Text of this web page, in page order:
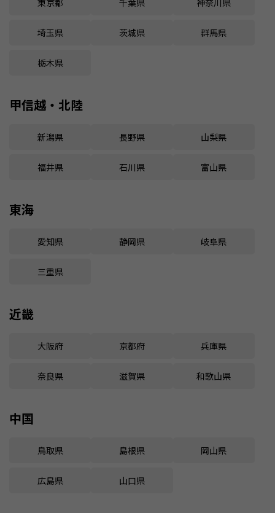
東京都 千葉県 神奈川県
埼玉県 茨城県 群馬県
栃木県
甲信越・北陸
新潟県 長野県 山梨県
福井県 石川県 富山県
東海
愛知県 静岡県 岐阜県
三重県
近畿
大阪府 京都府 兵庫県
奈良県 滋賀県 和歌山県
中国
鳥取県 島根県 岡山県
広島県 山口県